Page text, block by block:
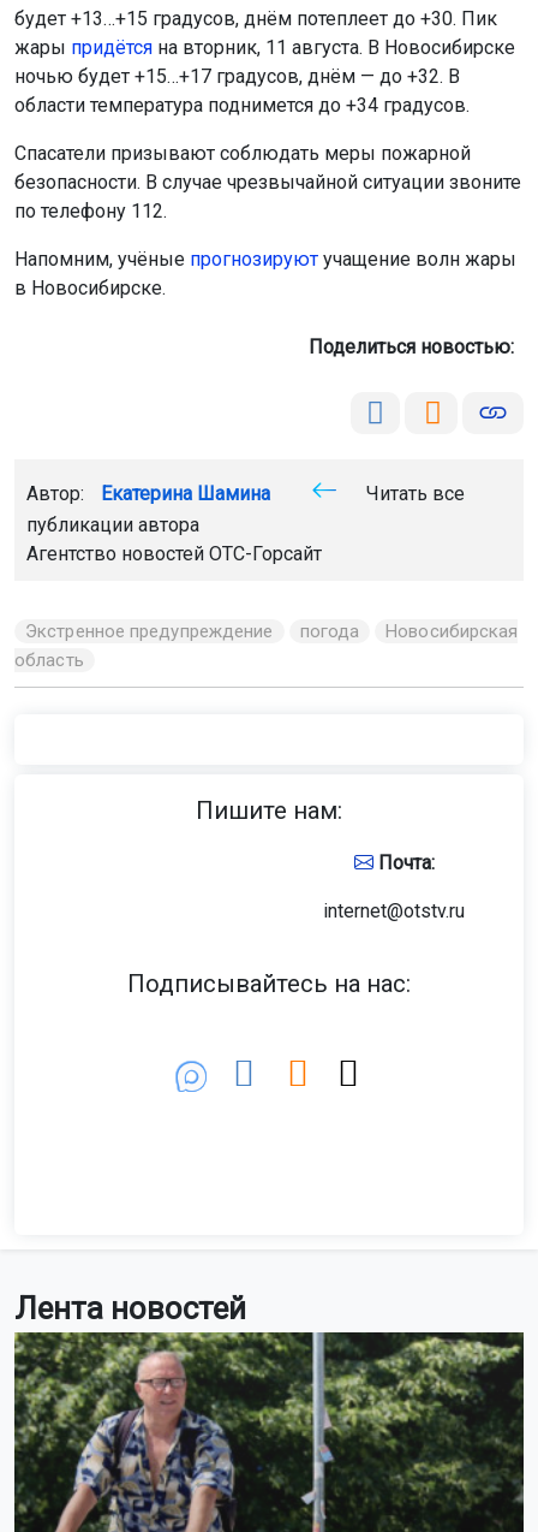
Лента новостей
будет +13…+15 градусов, днём потеплеет до +30. Пик
жары придётся на вторник, 11 августа. В Новосибирске
ночью будет +15…+17 градусов, днём — до +32. В
области температура поднимется до +34 градусов.
Спасатели призывают соблюдать меры пожарной
безопасности. В случае чрезвычайной ситуации звоните
по телефону 112.
Напомним, учёные прогнозируют учащение волн жары
в Новосибирске.
Поделиться новостью:
Автор: Екатерина Шамина
Читать все
публикации автора
Агентство новостей ОТС-Горсайт
Экстренное предупреждение погода
Новосибирская
область
Пишите нам:
Почта:
internet@otstv.ru
Подписывайтесь на нас: